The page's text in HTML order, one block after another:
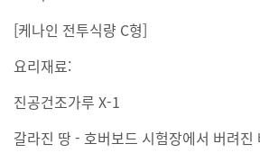
[케나인 전투식량 C형]
요리재료:
진공건조가루 X-1
갈라진 땅 - 호버보드 시험장에서 버려진